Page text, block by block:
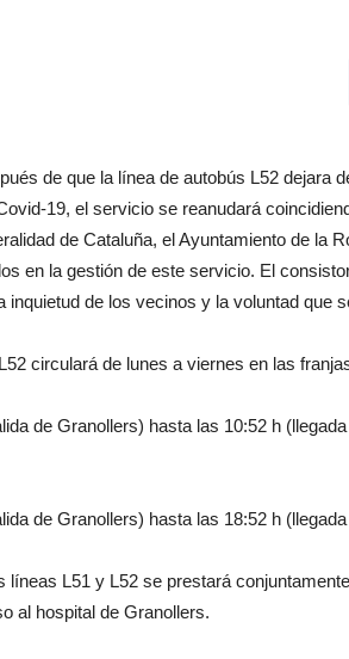
de que la línea de autobús L52 dejara
19, el servicio se reanudará
de Cataluña, el Ayuntamiento de la
en la gestión de este servicio. El
inquietud de los vecinos y la voluntad que
circulará de lunes a viernes en las
de Granollers) hasta las 10:52 h
de Granollers) hasta las 18:52 h
líneas L51 y L52 se prestará
al hospital de Granollers.